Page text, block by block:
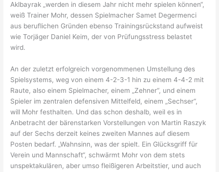
Aklbayrak „werden in diesem Jahr nicht mehr spielen können“,
weiß Trainer Mohr, dessen Spielmacher Samet Degermenci
aus beruflichen Gründen ebenso Trainingsrückstand aufweist
wie Torjäger Daniel Keim, der von Prüfungsstress belastet
wird.
An der zuletzt erfolgreich vorgenommenen Umstellung des
Spielsystems, weg von einem 4-2-3-1 hin zu einem 4-4-2 mit
Raute, also einem Spielmacher, einem „Zehner“, und einem
Spieler im zentralen defensiven Mittelfeld, einem „Sechser“,
will Mohr festhalten. Und das schon deshalb, weil es in
Anbetracht der bärenstarken Vorstellungen von Martin Raszyk
auf der Sechs derzeit keines zweiten Mannes auf diesem
Posten bedarf. „Wahnsinn, was der spielt. Ein Glücksgriff für
Verein und Mannschaft“, schwärmt Mohr von dem stets
unspektakulären, aber umso fleißigeren Arbeitstier, und auch